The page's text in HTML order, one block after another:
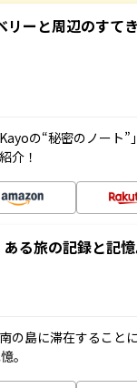
リーと周辺のすて
の“秘密のノート
介！
る旅の記録と記
の島に滞在すること
。